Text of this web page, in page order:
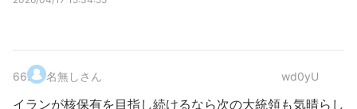
66. 名無しさん wd0yU
イランが核保有を目指し続けるなら次の大統領も気晴らし